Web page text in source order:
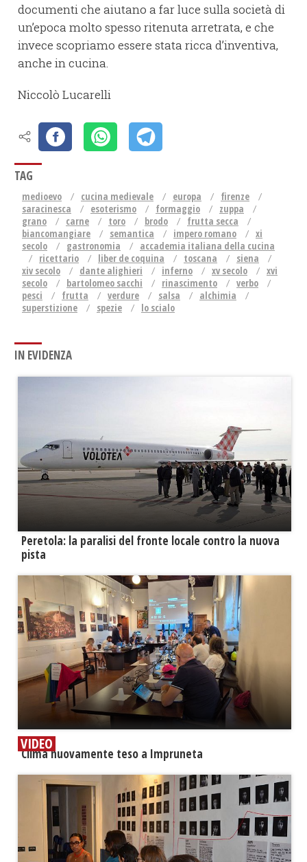
documenti che aiutano a far luce sulla società di
un’epoca molto spesso ritenuta arretrata, e che
invece scopriamo essere stata ricca d’inventiva,
anche in cucina.
Niccolò Lucarelli
TAG
medioevo cucina medievale europa
firenze
saracinesca
esoterismo formaggio
zuppa
grano
carne toro brodo
frutta secca
biancomangiare
semantica impero romano
xi
secolo
gastronomia
accademia italiana della cucina
ricettario
liber de coquina toscana
siena
xiv secolo
dante alighieri inferno xv secolo
xvi
secolo
bartolomeo sacchi rinascimento
verbo
pesci
frutta verdure salsa
alchimia
superstizione
spezie lo scialo
IN EVIDENZA
Peretola: la paralisi del fronte locale contro la nuova
pista
VIDEO
​Clima nuovamente teso a Impruneta